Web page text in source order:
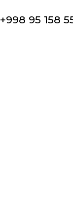
+998 95 158